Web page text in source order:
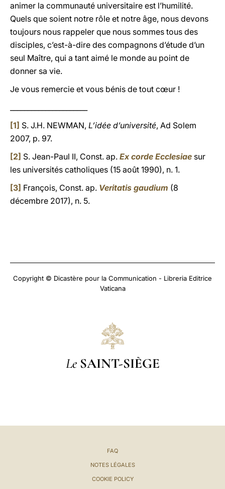
animer la communauté universitaire est l’humilité.
Quels que soient notre rôle et notre âge, nous devons
toujours nous rappeler que nous sommes tous des
disciples, c’est-à-dire des compagnons d’étude d’un
seul Maître, qui a tant aimé le monde au point de
donner sa vie.
Je vous remercie et vous bénis de tout cœur !
[1] S. J.H. NEWMAN, L’idée d’université, Ad Solem
2007, p. 97.
[2] S. Jean-Paul II, Const. ap. Ex corde Ecclesiae sur
les universités catholiques (15 août 1990), n. 1.
[3] François, Const. ap. Veritatis gaudium (8
décembre 2017), n. 5.
Copyright © Dicastère pour la Communication - Libreria Editrice
Vaticana
Le SAINT-SIÈGE
FAQ
NOTES LÉGALES
COOKIE POLICY